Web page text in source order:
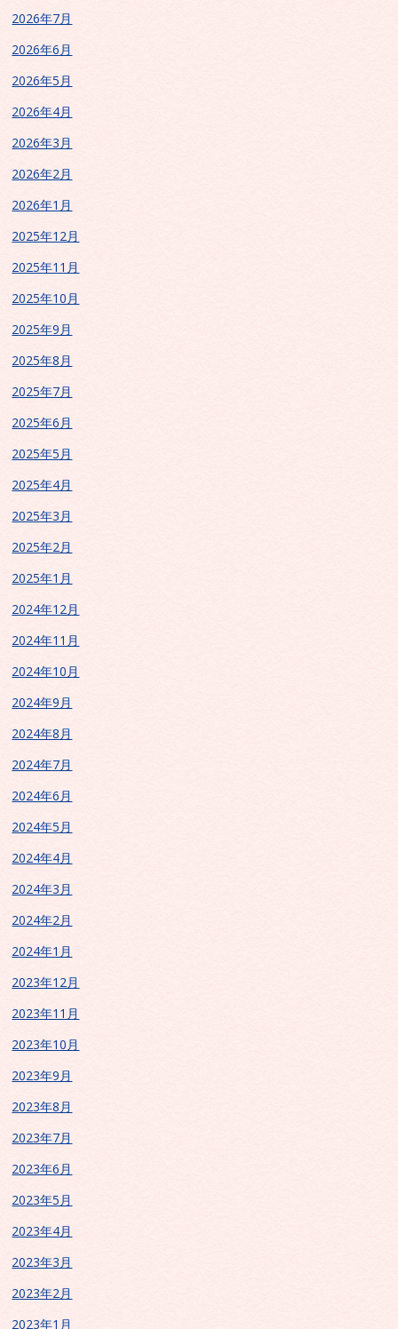
2026年7月
2026年6月
2026年5月
2026年4月
2026年3月
2026年2月
2026年1月
2025年12月
2025年11月
2025年10月
2025年9月
2025年8月
2025年7月
2025年6月
2025年5月
2025年4月
2025年3月
2025年2月
2025年1月
2024年12月
2024年11月
2024年10月
2024年9月
2024年8月
2024年7月
2024年6月
2024年5月
2024年4月
2024年3月
2024年2月
2024年1月
2023年12月
2023年11月
2023年10月
2023年9月
2023年8月
2023年7月
2023年6月
2023年5月
2023年4月
2023年3月
2023年2月
2023年1月